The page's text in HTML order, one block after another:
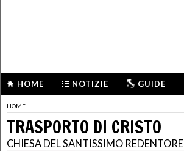
HOME NOTIZIE GUIDE
HOME
TRASPORTO DI CRISTO
CHIESA DEL SANTISSIMO REDENTORE